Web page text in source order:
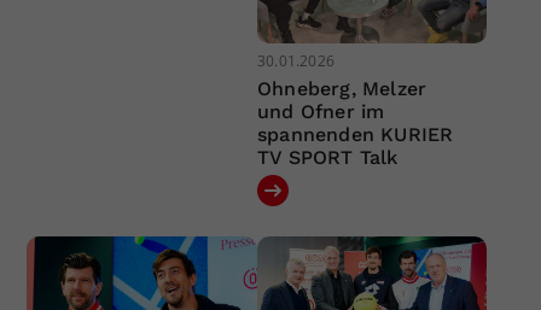
30.01.2026
Ohneberg, Melzer
und Ofner im
spannenden KURIER
TV SPORT Talk